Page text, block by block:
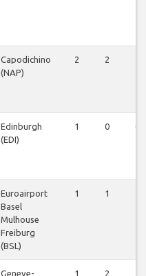
Capodichino
(NAP)
2 2
Edinburgh
(EDI)
1 0 0
Euroairport
Basel
Mulhouse
Freiburg
(BSL)
1 1
Geneve-
1 2